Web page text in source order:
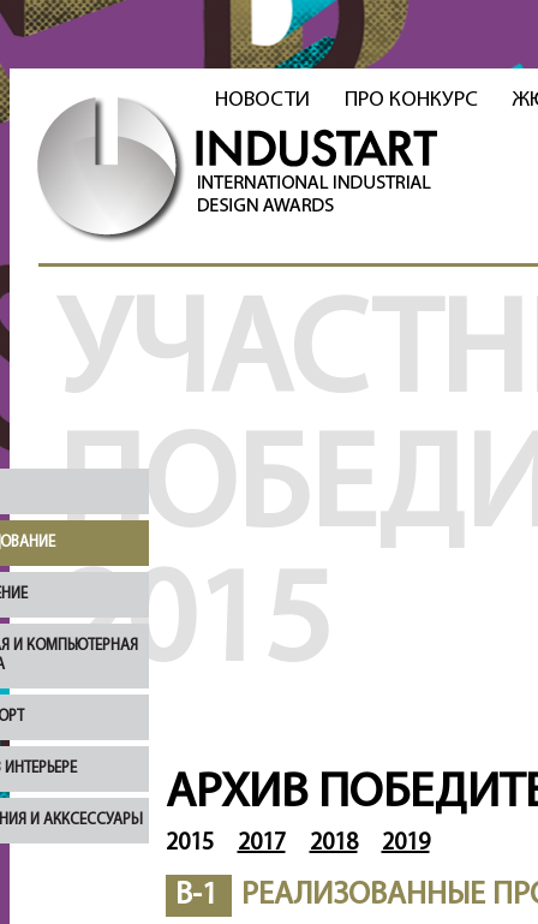
НОВОСТИ ПРО КОНКУРС
2015
АРХИВ
2015 2017 2018 2019
B-1 РЕАЛИЗОВАННЫЕ
И КОМПЬЮТЕРНАЯ
И АККСЕССУАРЫ